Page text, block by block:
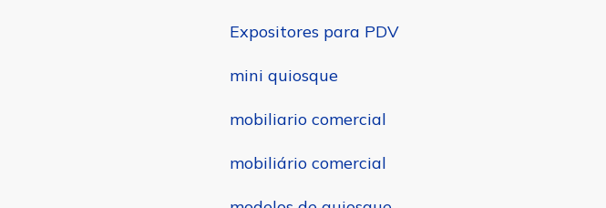
Expositores para PDV
mini quiosque
mobiliario comercial
mobiliário comercial